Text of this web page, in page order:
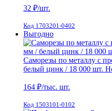
32 ₽/шт.
Код 1703201-0402
Выгодно
Саморезы по металлу с
белый цинк / 18 000 шт.
164 ₽/тыс. шт.
Код 1503101-0102